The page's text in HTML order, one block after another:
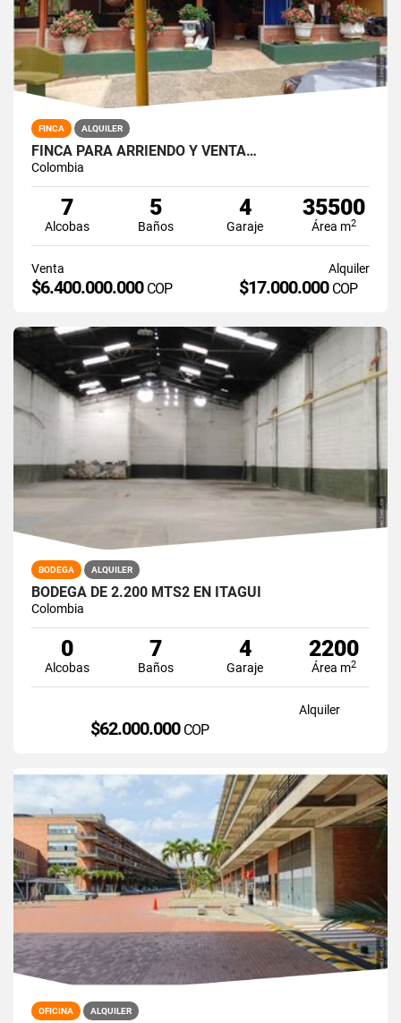
FINCA ALQUILER
FINCA PARA ARRIENDO Y VENTA…
Colombia
7
Alcobas
5
Baños
4
Garaje
35500
Área m2
Venta
$6.400.000.000 COP
Alquiler
$17.000.000 COP
BODEGA ALQUILER
BODEGA DE 2.200 MTS2 EN ITAGUI
Colombia
0
Alcobas
7
Baños
4
Garaje
2200
Área m2
Alquiler
$62.000.000 COP
OFICINA ALQUILER